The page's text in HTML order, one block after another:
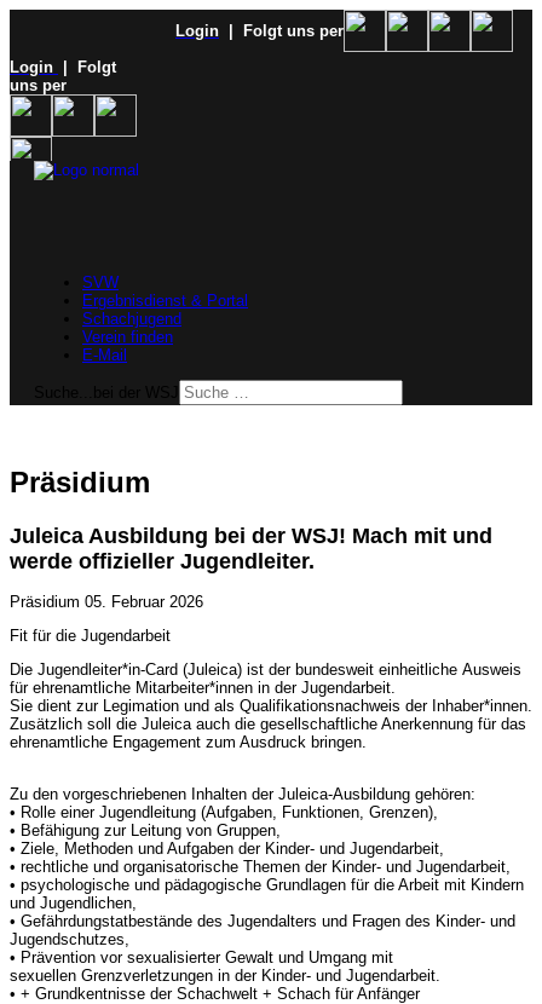
Login
| Folgt uns per
Login
| Folgt
uns per
SVW
Ergebnisdienst & Portal
Schachjugend
Verein finden
E-Mail
Präsidium
Juleica Ausbildung bei der WSJ! Mach mit und
werde offizieller Jugendleiter.
Präsidium 05. Februar 2026
Fit für die Jugendarbeit
Die Jugendleiter*in-Card (Juleica) ist der bundesweit einheitliche Ausweis
für ehrenamtliche Mitarbeiter*innen in der Jugendarbeit.
Sie dient zur Legimation und als Qualifikationsnachweis der Inhaber*innen.
Zusätzlich soll die Juleica auch die gesellschaftliche Anerkennung für das
ehrenamtliche Engagement zum Ausdruck bringen.
Zu den vorgeschriebenen Inhalten der Juleica-Ausbildung gehören:
• Rolle einer Jugendleitung (Aufgaben, Funktionen, Grenzen),
• Befähigung zur Leitung von Gruppen,
• Ziele, Methoden und Aufgaben der Kinder- und Jugendarbeit,
• rechtliche und organisatorische Themen der Kinder- und Jugendarbeit,
• psychologische und pädagogische Grundlagen für die Arbeit mit Kindern
und Jugendlichen,
• Gefährdungstatbestände des Jugendalters und Fragen des Kinder- und
Jugendschutzes,
• Prävention vor sexualisierter Gewalt und Umgang mit
sexuellen Grenzverletzungen in der Kinder- und Jugendarbeit.
• + Grundkentnisse der Schachwelt + Schach für Anfänger